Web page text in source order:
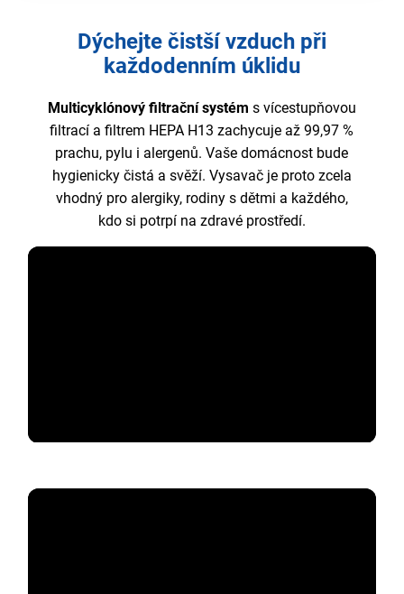
Dýchejte čistší vzduch při
každodenním úklidu
Multicyklónový filtrační systém s vícestupňovou
filtrací a filtrem HEPA H13 zachycuje až 99,97 %
prachu, pylu i alergenů. Vaše domácnost bude
hygienicky čistá a svěží. Vysavač je proto zcela
vhodný pro alergiky, rodiny s dětmi a každého,
kdo si potrpí na zdravé prostředí.